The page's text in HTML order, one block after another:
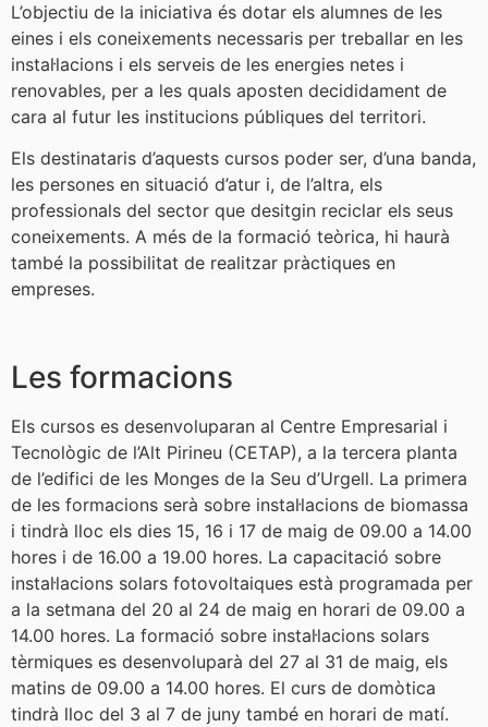
L’objectiu de la iniciativa és dotar els alumnes de les
eines i els coneixements necessaris per treballar en les
instal·lacions i els serveis de les energies netes i
renovables, per a les quals aposten decididament de
cara al futur les institucions públiques del territori.
Els destinataris d’aquests cursos poder ser, d’una banda,
les persones en situació d’atur i, de l’altra, els
professionals del sector que desitgin reciclar els seus
coneixements. A més de la formació teòrica, hi haurà
també la possibilitat de realitzar pràctiques en
empreses.
Les formacions
Els cursos es desenvoluparan al Centre Empresarial i
Tecnològic de l’Alt Pirineu (CETAP), a la tercera planta
de l’edifici de les Monges de la Seu d’Urgell. La primera
de les formacions serà sobre instal·lacions de biomassa
i tindrà lloc els dies 15, 16 i 17 de maig de 09.00 a 14.00
hores i de 16.00 a 19.00 hores. La capacitació sobre
instal·lacions solars fotovoltaiques està programada per
a la setmana del 20 al 24 de maig en horari de 09.00 a
14.00 hores. La formació sobre instal·lacions solars
tèrmiques es desenvoluparà del 27 al 31 de maig, els
matins de 09.00 a 14.00 hores. El curs de domòtica
tindrà lloc del 3 al 7 de juny també en horari de matí.